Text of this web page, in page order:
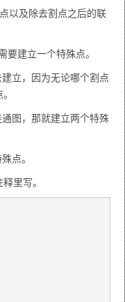
以及除去割点之后的联
建立一个特殊点。
立，因为无论哪个割点
图，那就建立两个特殊
点。
里写。